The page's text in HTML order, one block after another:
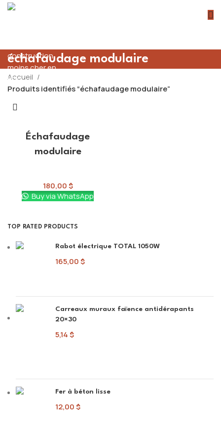
échafaudage modulaire
TOP RATED PRODUCTS
Rabot électrique TOTAL 1050W
165,00$
Carreaux muraux faïence antidérapants
20×30
5,14$
Fer à béton lisse
12,00$
Accueil
Produits identifiés “échafaudage modulaire”
Échafaudage
modulaire
180,00$
Buy via WhatsApp